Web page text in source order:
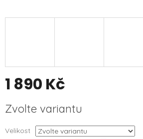
1 890 Kč
cena:
Zvolte variantu
Velikost